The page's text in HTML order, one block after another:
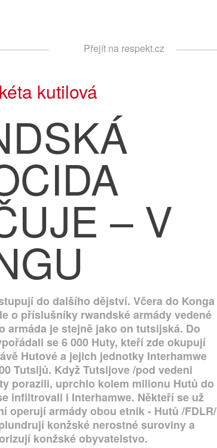
Přejít na respekt.cz
kutilová
– V
do dalšího dějství. Včera do Konga
o příslušníky rwandské armády vedené
armáda je stejně jako on tutsijská. Do
se 6 000 Huty, kteří zde okupují
Hutové a jejich jednotky Interhamwe
Tutsijů. Když Tutsijove /pod vedeni
porazili, uprchlo kolem milionu Hutů do
infiltrovali i Interhamwe. Někteří se už
operují armády obou etnik - Hutů /FDLR/
konžské nerostné suroviny a
konžské obyvatelstvo.